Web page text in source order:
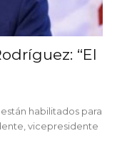
“El
habilitados para
vicepresidente